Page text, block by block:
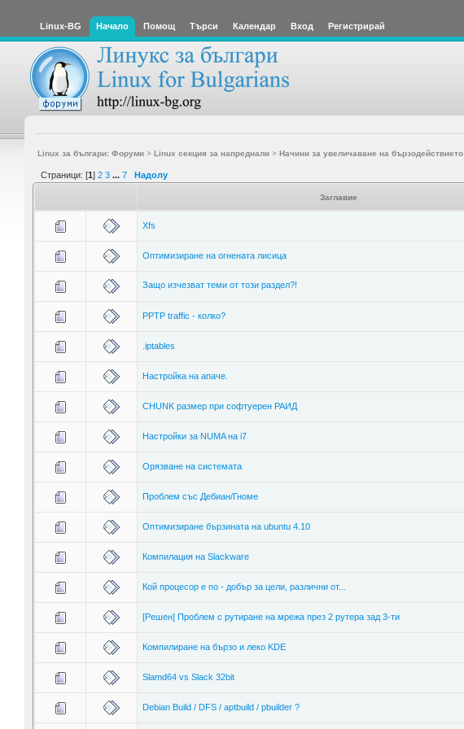
Linux-BG Начало Помощ Търси Календар Вход Регистрирай
Linux за българи: Форуми> Linux секция за напреднали> Начини за увеличаване на бързодействието
Страници: [1] 2 3 ... 7 Надолу
Заглавие
Xfs
Оптимизиране на огнената лисица
Защо изчезват теми от този раздел?!
PPTP traffic - колко?
.iptables
Настройка на апаче.
CHUNK размер при софтуерен РАИД
Настройки за NUMA на i7
Орязване на системата
Проблем със Дебиан/Гноме
Оптимизиране бързината на ubuntu 4.10
Компилация на Slackware
Кой процесор е по - добър за цели, различни от...
[Решен] Проблем с рутиране на мрежа през 2 рутера зад 3-ти
Компилиране на бързо и леко KDE
Slamd64 vs Slack 32bit
Debian Build / DFS / aptbuild / pbuilder ?